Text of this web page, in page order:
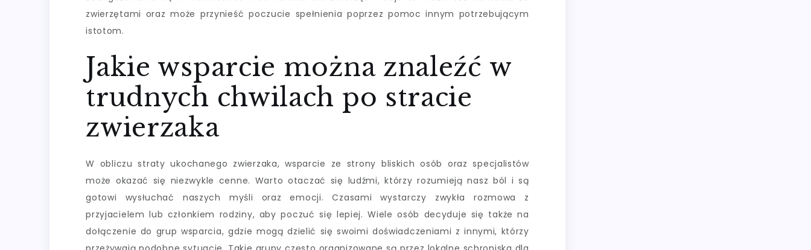
zwierzętami oraz może przynieść poczucie spełnienia poprzez pomoc innym potrzebującym
istotom.
Jakie wsparcie można znaleźć w
trudnych chwilach po stracie
zwierzaka
W obliczu straty ukochanego zwierzaka, wsparcie ze strony bliskich osób oraz specjalistów
może okazać się niezwykle cenne. Warto otaczać się ludźmi, którzy rozumieją nasz ból i są
gotowi wysłuchać naszych myśli oraz emocji. Czasami wystarczy zwykła rozmowa z
przyjacielem lub członkiem rodziny, aby poczuć się lepiej. Wiele osób decyduje się także na
dołączenie do grup wsparcia, gdzie mogą dzielić się swoimi doświadczeniami z innymi, którzy